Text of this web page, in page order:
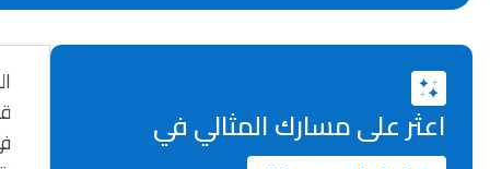
اعثر على مسارك المثالي في